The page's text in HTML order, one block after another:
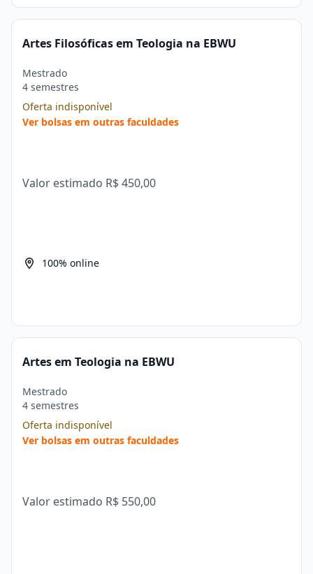
Artes Filosóficas em Teologia na EBWU
Mestrado
4 semestres
Oferta indisponível
Ver bolsas em outras faculdades
Valor estimado R$ 450,00
100% online
Artes em Teologia na EBWU
Mestrado
4 semestres
Oferta indisponível
Ver bolsas em outras faculdades
Valor estimado R$ 550,00